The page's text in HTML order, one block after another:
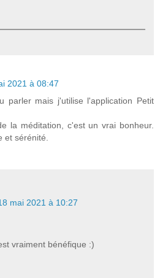
2021 à 08:47
parler mais j'utilise l'application Petit
la méditation, c'est un vrai bonheur.
et sérénité.
mai 2021 à 10:27
vraiment bénéfique :)